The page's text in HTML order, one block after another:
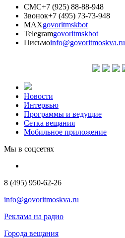
СМС+7 (925) 88-88-948
Звонок+7 (495) 73-73-948
MAXgovoritmskbot
Telegramgovoritmskbot
Письмоinfo@govoritmoskva.ru
Новости
Интервью
Программы и ведущие
Сетка вещания
Мобильное приложение
Мы в соцсетях
8 (495) 950-62-26
info@govoritmoskva.ru
Реклама на радио
Города вещания